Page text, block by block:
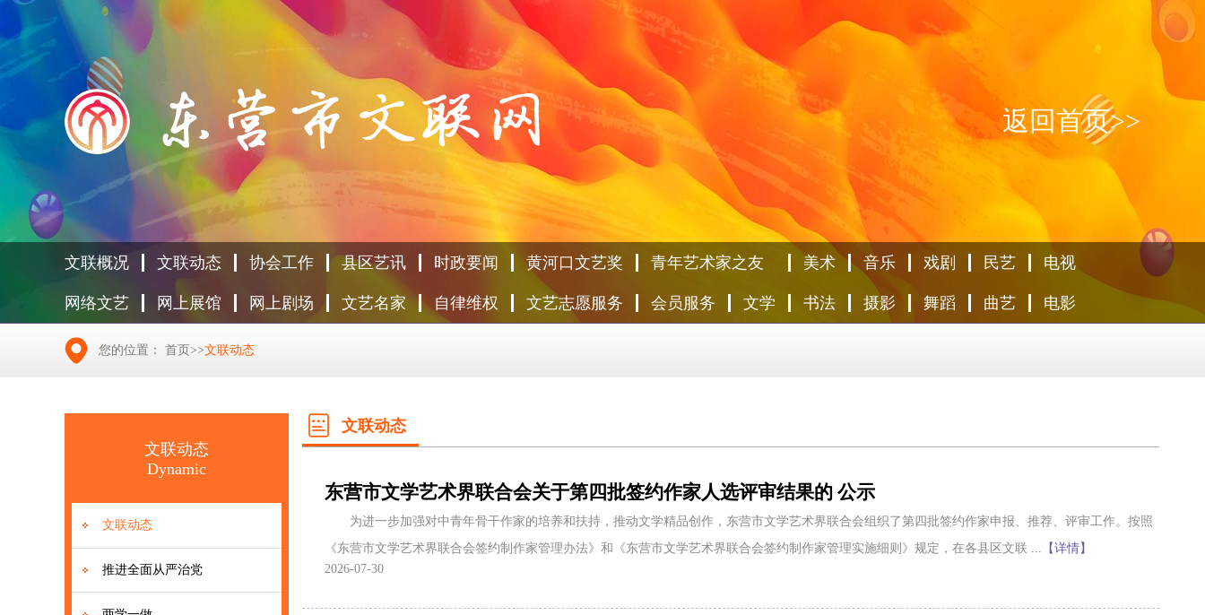
返回首页>>
文联概况 文联动态 协会工作 县区艺讯 时政要闻 黄河口文艺奖 青年艺术家之友 美术 音乐 戏剧 民艺 电视
网络文艺 网上展馆 网上剧场 文艺名家 自律维权 文艺志愿服务 会员服务 文学 书法 摄影 舞蹈 曲艺 电影
您的位置： 首页 >>文联动态
文联动态
Dynamic
文联动态
推进全面从严治党
文联动态
东营市文学艺术界联合会关于第四批签约作家人选评审结果的 公示
为进一步加强对中青年骨干作家的培养和扶持，推动文学精品创作，东营市文学艺术界联合会组织了第四批签约作家申报、推荐、评审工作。按照
《东营市文学艺术界联合会签约制作家管理办法》和《东营市文学艺术界联合会签约制作家管理实施细则》规定，在各县区文联
...【详情】
2026-07-30